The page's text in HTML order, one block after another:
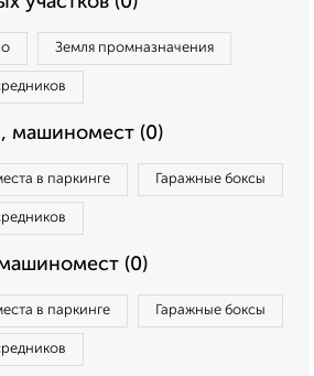
Земля промназначения
машиномест (0)
в паркинге Гаражные боксы
(0)
в паркинге Гаражные боксы